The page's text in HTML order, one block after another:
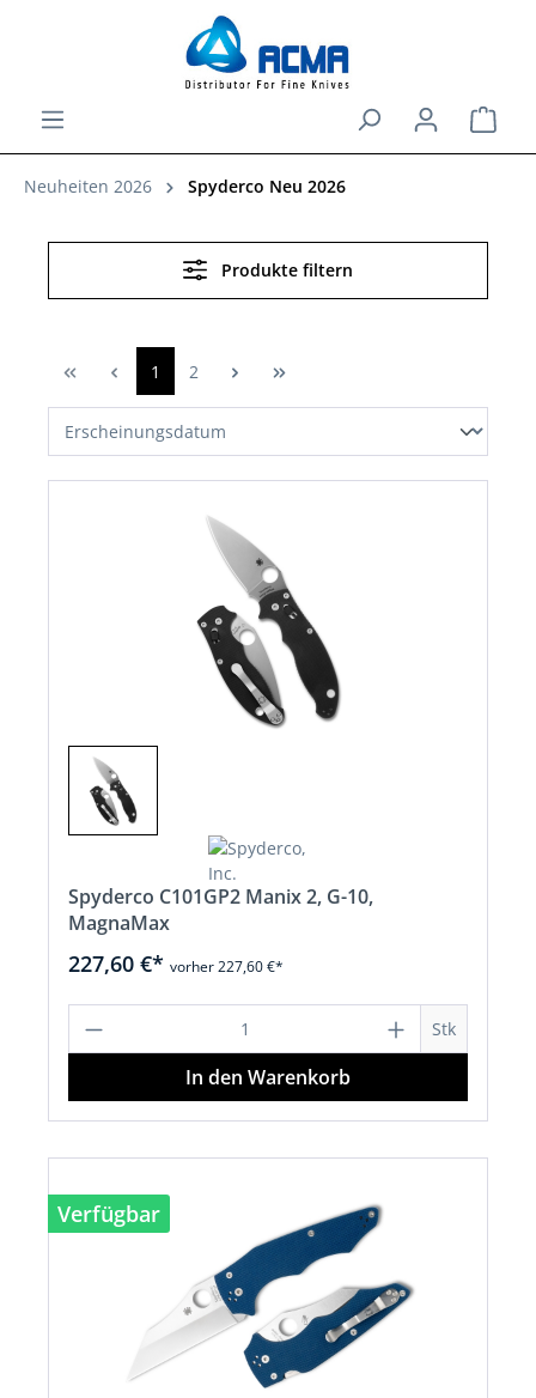
Neuheiten 2026 Spyderco Neu 2026
Produkte filtern
1 2
Spyderco C101GP2 Manix 2, G-10,
MagnaMax
227,60 €* vorher 227,60 €*
Produkt Anzahl: Gib den Stk
In den Warenkorb
Verfügbar